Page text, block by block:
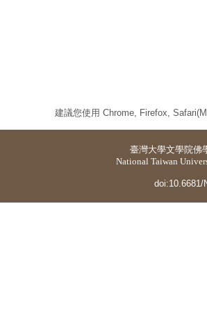
建議您使用 Chrome, Firefox,
臺灣大學文學院佛
National Taiwan
doi:10.6681/